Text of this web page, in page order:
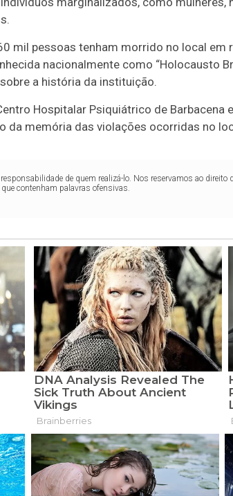
mil pessoas tenham morrido no local em
nacionalmente como “Holocausto
sobre a história da instituição.
Hospitalar Psiquiátrico de Barbacena
da memória das violações ocorridas no
de quem realizá-lo. Nos reservamos ao direito
contenham palavras ofensivas.